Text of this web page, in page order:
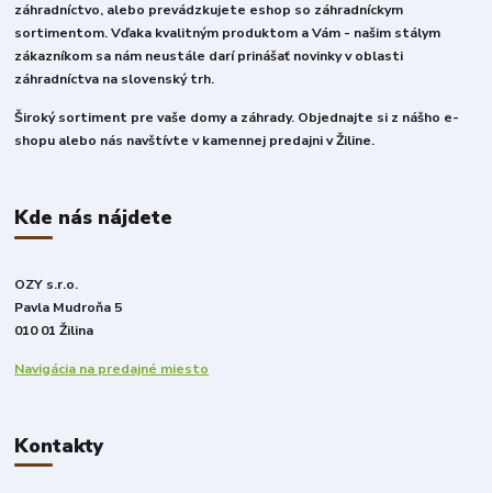
záhradníctvo, alebo prevádzkujete eshop so záhradníckym
sortimentom. Vďaka kvalitným produktom a Vám - našim stálym
zákazníkom sa nám neustále darí prinášať novinky v oblasti
záhradníctva na slovenský trh.
Široký sortiment pre vaše domy a záhrady. Objednajte si z nášho e-
shopu alebo nás navštívte v kamennej predajni v Žiline.
Kde nás nájdete
OZY s.r.o.
Pavla Mudroňa 5
010 01 Žilina
Navigácia na predajné miesto
Kontakty